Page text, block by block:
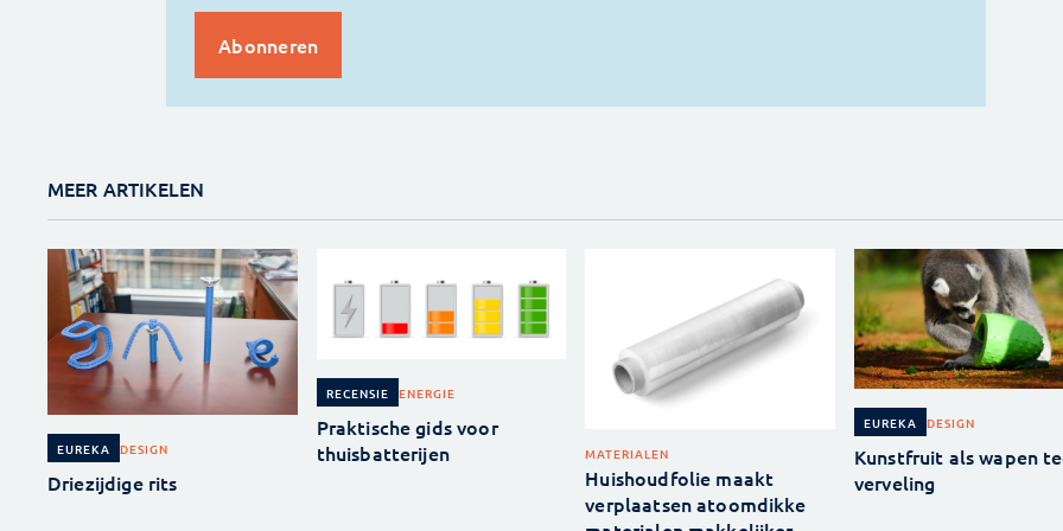
MEER ARTIKELEN
EUREKA DESIGN
Driezijdige rits
RECENSIE ENERGIE
Praktische gids voor
thuisbatterijen
MATERIALEN
Huishoudfolie maakt
verplaatsen atoomdikke
EUREKA DESIGN
Kunstfruit als wapen
verveling